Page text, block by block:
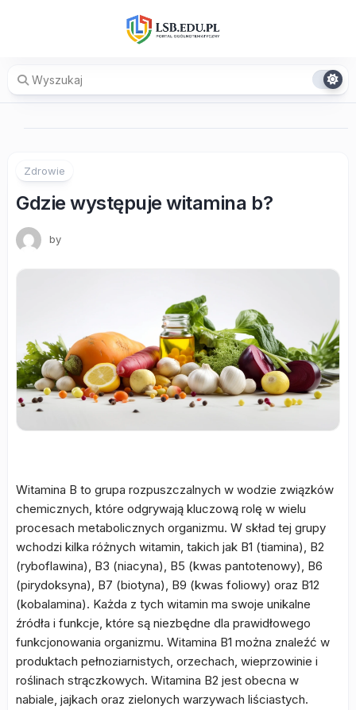
Zdrowie
Gdzie występuje witamina b?
by
Witamina B to grupa rozpuszczalnych w wodzie związków
chemicznych, które odgrywają kluczową rolę w wielu
procesach metabolicznych organizmu. W skład tej grupy
wchodzi kilka różnych witamin, takich jak B1 (tiamina), B2
(ryboflawina), B3 (niacyna), B5 (kwas pantotenowy), B6
(pirydoksyna), B7 (biotyna), B9 (kwas foliowy) oraz B12
(kobalamina). Każda z tych witamin ma swoje unikalne
źródła i funkcje, które są niezbędne dla prawidłowego
funkcjonowania organizmu. Witamina B1 można znaleźć w
produktach pełnoziarnistych, orzechach, wieprzowinie i
roślinach strączkowych. Witamina B2 jest obecna w
nabiale, jajkach oraz zielonych warzywach liściastych.